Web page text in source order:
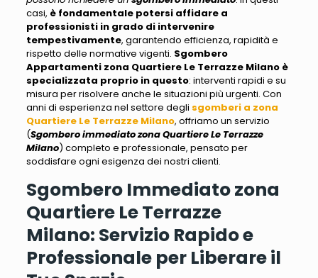
casi, è fondamentale potersi affidare a
professionisti in grado di intervenire
tempestivamente, garantendo efficienza, rapidità e
rispetto delle normative vigenti. Sgombero
Appartamenti zona Quartiere Le Terrazze Milano è
specializzata proprio in questo: interventi rapidi e su
misura per risolvere anche le situazioni più urgenti. Con
anni di esperienza nel settore degli sgomberi a zona
Quartiere Le Terrazze Milano, offriamo un servizio
(Sgombero immediato zona Quartiere Le Terrazze
Milano) completo e professionale, pensato per
soddisfare ogni esigenza dei nostri clienti.
Sgombero Immediato zona
Quartiere Le Terrazze
Milano: Servizio Rapido e
Professionale per Liberare il